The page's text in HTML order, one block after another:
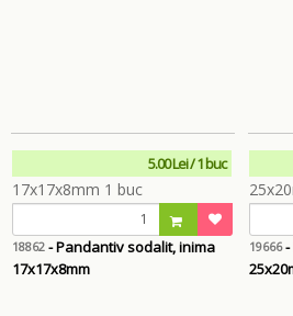
5.00 Lei / 1 buc
18862 - Pandantiv sodalit, inima
17x17x8mm
19666-